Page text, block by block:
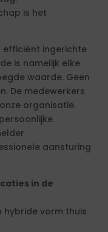
is het
efficiënt ingerichte
is namelijk elke
waarde. Geen
De medewerkers
organisatie.
aansturing
in de
hybride vorm thuis